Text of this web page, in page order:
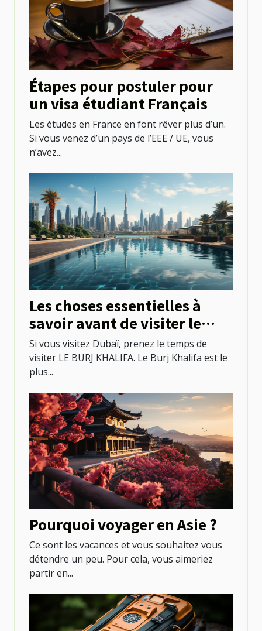
Étapes pour postuler pour
un visa étudiant Français
Les études en France en font rêver plus d’un.
Si vous venez d’un pays de l’EEE / UE, vous
n’avez...
Les choses essentielles à
savoir avant de visiter le
Burj khalifa
Si vous visitez Dubaï, prenez le temps de
visiter LE BURJ KHALIFA. Le Burj Khalifa est le
plus...
Pourquoi voyager en Asie ?
Ce sont les vacances et vous souhaitez vous
détendre un peu. Pour cela, vous aimeriez
partir en...